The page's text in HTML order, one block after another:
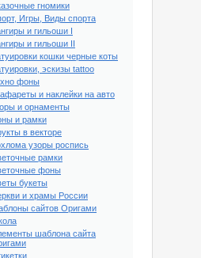
гномики
Игры, Виды спорта
и гильоши I
и гильоши II
кошки черные коты
эскизы tattoo
фоны
и наклейки на авто
и орнаменты
и рамки
в векторе
узоры роспись
рамки
фоны
букеты
и храмы России
сайтов Оригами
шаблона сайта